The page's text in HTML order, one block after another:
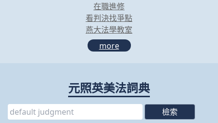
在職進修
看判決找爭點
燕大法學教室
more
元照英美法詞典